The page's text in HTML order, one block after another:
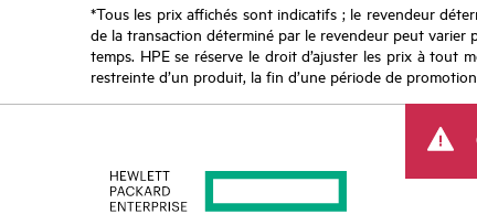
*Tous les prix affichés sont indicatifs ; le revendeur
de la transaction déterminé par le revendeur peut varier
temps. HPE se réserve le droit d’ajuster les prix à tout
restreinte d’un produit, la fin d’une période de